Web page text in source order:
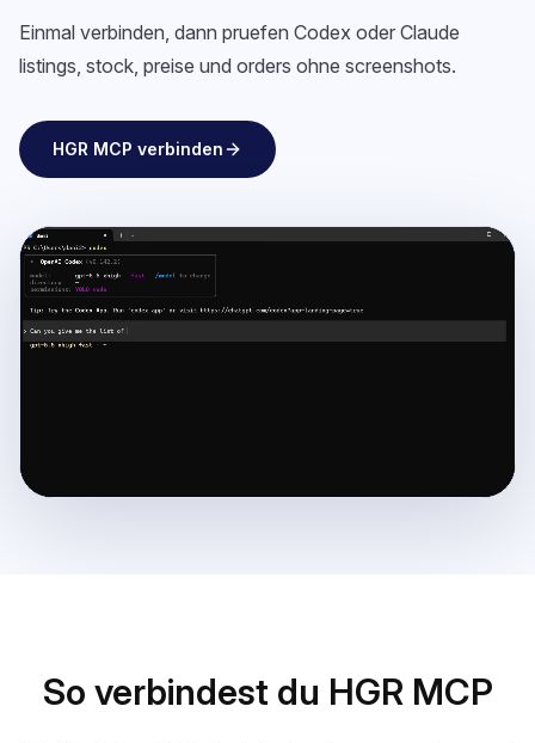
Einmal verbinden, dann pruefen Codex oder Claude
listings, stock, preise und orders ohne screenshots.
HGR MCP verbinden
So verbindest du HGR MCP